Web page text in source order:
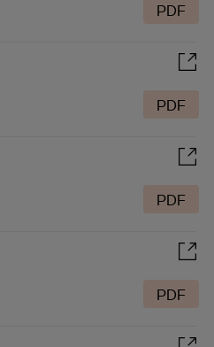
PDF
PDF
PDF
PDF